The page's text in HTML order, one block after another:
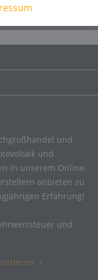
und
und
in unserem Online-
anbieten zu
Erfahrung!
und